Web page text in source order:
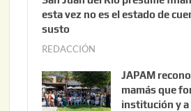
esta vez no es el estado de
susto
REDACCIÓN
o
s
JAPAM
mamás que
institución y